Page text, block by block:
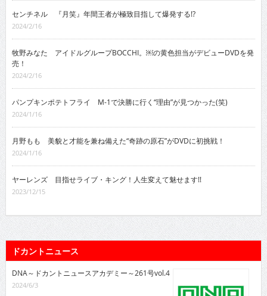
センチネル 『月笑』年間王者が極致目指して爆発する!?
2024/2/16
牧野みなた アイドルグループBOCCHI。￼の黄色担当がデビューDVDを発
売！
2024/2/16
パンプキンポテトフライ M-1で決勝に行く“理由”が見つかった(笑)
2024/1/16
月野もも 美貌と才能を兼ね備えた“奇跡の原石”がDVDに初挑戦！
2024/1/16
ヤーレンズ 目指せライブ・キング！人生変えて魅せます!!
2023/12/15
ドカントニュース
DNA～ドカントニュースアカデミー～261号vol.4
2024/6/3